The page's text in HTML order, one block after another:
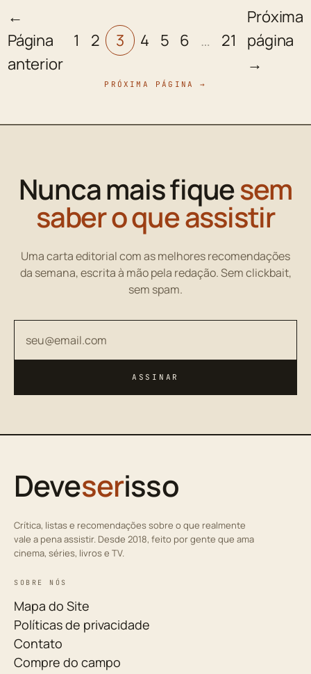
←
Página
anterior
1 2 3 4 5 6 … 21
Próxima
página
→
PRÓXIMA PÁGINA →
Nunca mais fiquesem
saber o que assistir
Uma carta editorial com as melhores recomendações
da semana, escrita à mão pela redação. Sem clickbait,
sem spam.
ASSINAR
Deveserisso
Crítica, listas e recomendações sobre o que realmente
vale a pena assistir. Desde 2018, feito por gente que ama
cinema, séries, livros e TV.
SOBRE NÓS
Mapa do Site
Políticas de privacidade
Contato
Compre do campo